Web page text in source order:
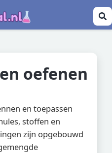
oefenen
en toepassen
stoffen en
zijn opgebouwd